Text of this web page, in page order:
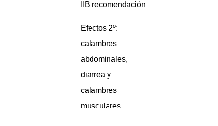
IIB recomendación
Efectos 2º:
calambres
abdominales,
diarrea y
calambres
musculares